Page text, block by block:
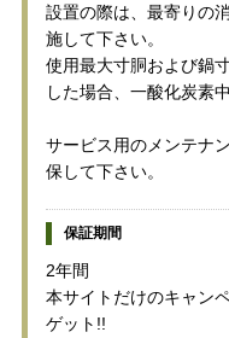
設置の際は、最寄りの
施して下さい。
使用最大寸胴および鍋
した場合、一酸化炭素
サービス用のメンテナ
保して下さい。
保証期間
2年間
本サイトだけのキャン
ゲット!!